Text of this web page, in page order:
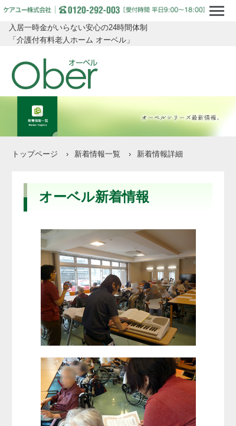
入居一時金がいらない安心の24時間体制
「介護付有料老人ホーム オーベル」
トップページ › 新着情報一覧 › 新着情報詳細
オーベル新着情報